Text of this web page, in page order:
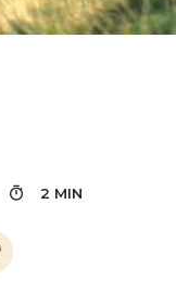
2 MIN